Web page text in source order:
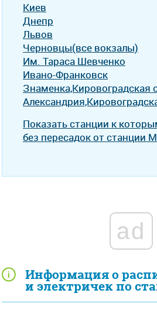
Информация о
и электричек по
Киев
Днепр
Львов
Черновцы(все вокзалы)
Им. Тараса Шевченко
Ивано-Франковск
Знаменка,Кировоградская
Показать станции к
без пересадок от станции
ad